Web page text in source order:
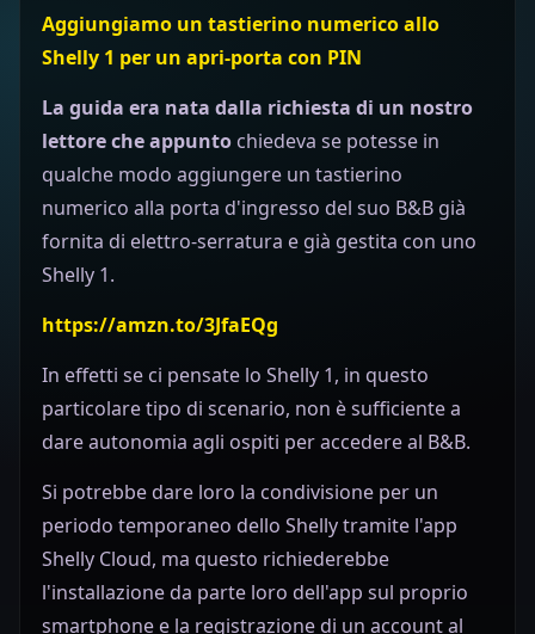
Aggiungiamo un tastierino numerico allo
Shelly 1 per un apri-porta con PIN
La guida era nata dalla richiesta di un nostro
lettore che appunto chiedeva se potesse in
qualche modo aggiungere un tastierino
numerico alla porta d'ingresso del suo B&B già
fornita di elettro-serratura e già gestita con uno
Shelly 1.
https://amzn.to/3JfaEQg
In effetti se ci pensate lo Shelly 1, in questo
particolare tipo di scenario, non è sufficiente a
dare autonomia agli ospiti per accedere al B&B.
Si potrebbe dare loro la condivisione per un
periodo temporaneo dello Shelly tramite l'app
Shelly Cloud, ma questo richiederebbe
l'installazione da parte loro dell'app sul proprio
smartphone e la registrazione di un account al